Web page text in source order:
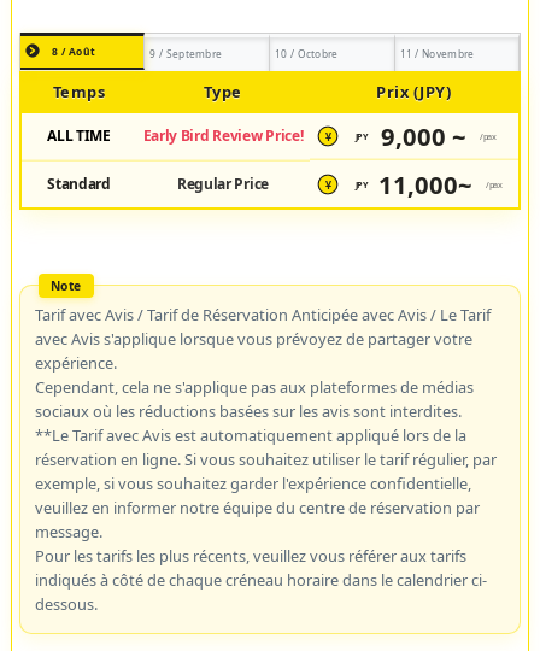
8 / Août 9 / Septembre 10 / Octobre 11 / Novembre
Temps Type Prix (JPY)
ALL TIME Early Bird Review Price! ¥ JPY 9,000 ~ /pax
Standard Regular Price ¥ JPY 11,000~ /pax
Tarif avec Avis / Tarif de Réservation Anticipée avec Avis / Le Tarif
avec Avis s'applique lorsque vous prévoyez de partager votre
expérience.
Cependant, cela ne s'applique pas aux plateformes de médias
sociaux où les réductions basées sur les avis sont interdites.
**Le Tarif avec Avis est automatiquement appliqué lors de la
réservation en ligne. Si vous souhaitez utiliser le tarif régulier, par
exemple, si vous souhaitez garder l'expérience confidentielle,
veuillez en informer notre équipe du centre de réservation par
message.
Pour les tarifs les plus récents, veuillez vous référer aux tarifs
indiqués à côté de chaque créneau horaire dans le calendrier ci-
dessous.